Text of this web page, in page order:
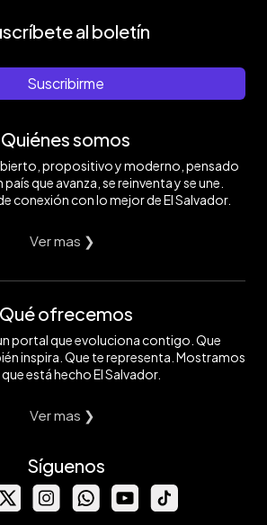
al boletín
Suscribirme
Quiénes somos
propositivo y moderno, pensado
que avanza, se reinventa y se une.
conexión con lo mejor de El Salvador.
Ver mas ❯
Qué ofrecemos
portal que evoluciona contigo. Que
inspira. Que te representa. Mostramos
está hecho El Salvador.
Ver mas ❯
Síguenos